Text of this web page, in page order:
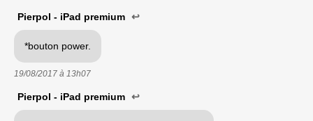
Pierpol - iPad premium ↩
*bouton power.
19/08/2017 à 13h07
Pierpol - iPad premium ↩